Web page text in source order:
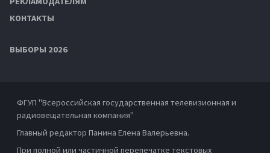
КОНТАКТЫ
ВЫБОРЫ 2026
ФГУП "Всероссийская государственная телевизионная и
радиовещательная компания"
Главный редактор Панина Елена Валерьевна.
При полной или частичной перепечатке текстовых